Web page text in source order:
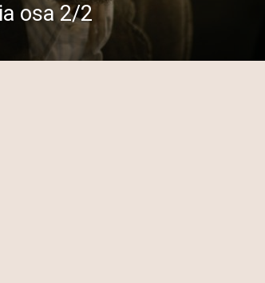
osa 2/2